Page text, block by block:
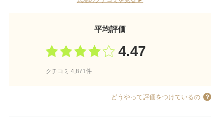
平均評価
4.47
クチコミ 4,871件
どうやって評価をつけているの